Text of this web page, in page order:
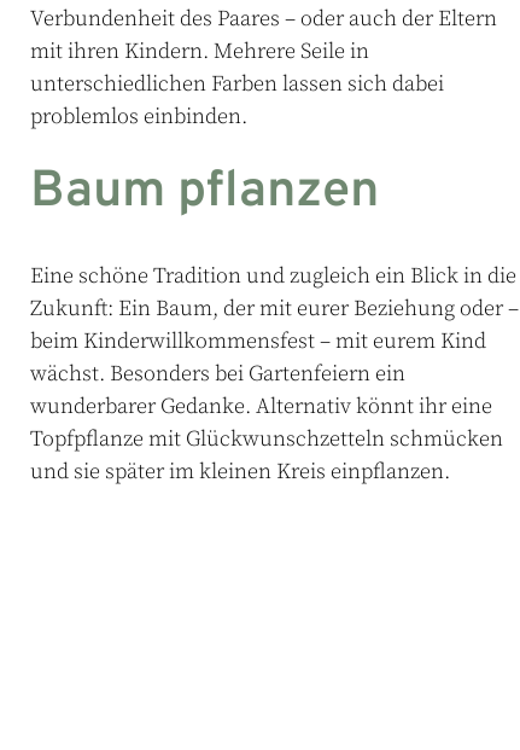
Verbundenheit des Paares – oder auch der Eltern
mit ihren Kindern. Mehrere Seile in
unterschiedlichen Farben lassen sich dabei
problemlos einbinden.
Baum pflanzen
Eine schöneTraditionundzugleich ein Blickin die
Zukunft: Ein Baum, dermit eurer Beziehung oder–
beim Kinderwillkommensfest–mit eurem Kind
wächst. Besonders bei Gartenfeiern ein
wunderbarer Gedanke. Alternativkönntihr eine
Topfpflanzemit Glückwunschzetteln schmücken
und sie späterimkleinen Kreis einpflanzen.